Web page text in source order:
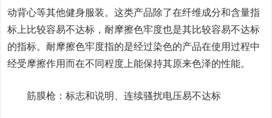
动背心等其他健身服装。这类产品除了在纤维成分和含量指
标上比较容易不达标，耐摩擦色牢度也是其比较容易不达标
的指标。耐摩擦色牢度指的是经过染色的产品在使用过程中
经受摩擦作用而在不同程度上能保持其原来色泽的性能。
筋膜枪：标志和说明、连续骚扰电压易不达标